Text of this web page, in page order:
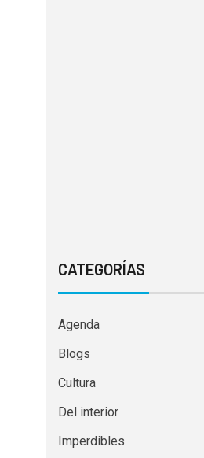
CATEGORÍAS
Agenda
Blogs
Cultura
Del interior
Imperdibles